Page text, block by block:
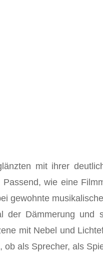
mit ihrer
wie eine
gewohnte
Dämmerung und
mit Nebel und
als Sprecher, als